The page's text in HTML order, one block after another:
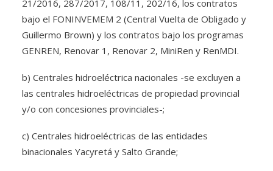
21/2016, 287/2017, 108/11, 202/16, los contratos
bajo el FONINVEMEM 2 (Central Vuelta de Obligado y
Guillermo Brown) y los contratos bajo los programas
GENREN, Renovar 1, Renovar 2, MiniRen y RenMDI.
b) Centrales hidroeléctrica nacionales -se excluyen a
las centrales hidroeléctricas de propiedad provincial
y/o con concesiones provinciales-;
c) Centrales hidroeléctricas de las entidades
binacionales Yacyretá y Salto Grande;